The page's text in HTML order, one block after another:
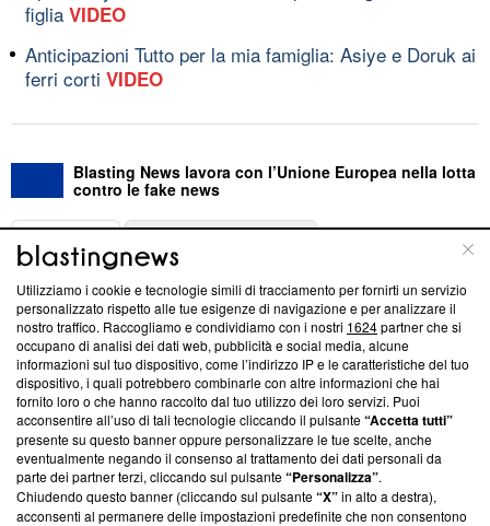
figlia VIDEO
Anticipazioni Tutto per la mia famiglia: Asiye e Doruk ai
ferri corti VIDEO
Blasting News lavora con l’Unione Europea nella lotta
contro le fake news
ABOUT
Questa sezione offre informazioni trasparenti su Blasting
News, sui nostri processi editoriali e su come ci impegniamo a
creare news di qualità. Inoltre, afferma la nostra aderenza a
‘Trust Project - News with Integrity’Blasting News non è
ancora membro del programma, ma ha richiesto di farne
parte; Trust Project non ha ancora effettuato una verifica di
conformità agli standard.
Su di noi
Team editoriale
Utilizziamo i cookie e tecnologie simili di tracciamento per fornirti un servizio
personalizzato rispetto alle tue esigenze di navigazione e per analizzare il
nostro traffico. Raccogliamo e condividiamo con i nostri 1624partner che si
occupano di analisi dei dati web, pubblicità e social media, alcune
informazioni sul tuo dispositivo, come l’indirizzo IP e le caratteristiche del tuo
dispositivo, i quali potrebbero combinarle con altre informazioni che hai
fornito loro o che hanno raccolto dal tuo utilizzo dei loro servizi. Puoi
acconsentire all’uso di tali tecnologie cliccando il pulsante“Accetta tutti”
presente su questo banner oppure personalizzare le tue scelte, anche
eventualmente negando il consenso al trattamento dei dati personali da
parte dei partner terzi, cliccando sul pulsante“Personalizza”.
Chiudendo questo banner (cliccando sul pulsante“X”in alto a destra),
acconsenti al permanere delle impostazioni predefinite che non consentono